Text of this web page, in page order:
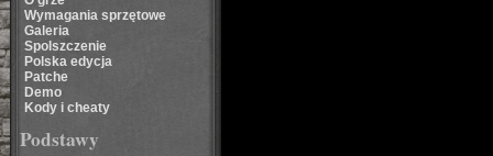
Wymagania sprzętowe
Galeria
Spolszczenie
Polska edycja
Patche
Demo
Kody i cheaty
Podstawy